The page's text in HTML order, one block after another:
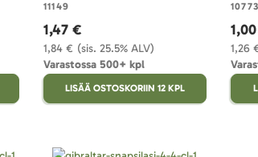
11149
(sis. 25.5% ALV)
1,84 €
1,47 €
Varastossa 500+ kpl
LISÄÄ OSTOSKORIIN 12 KPL
10773
1,26